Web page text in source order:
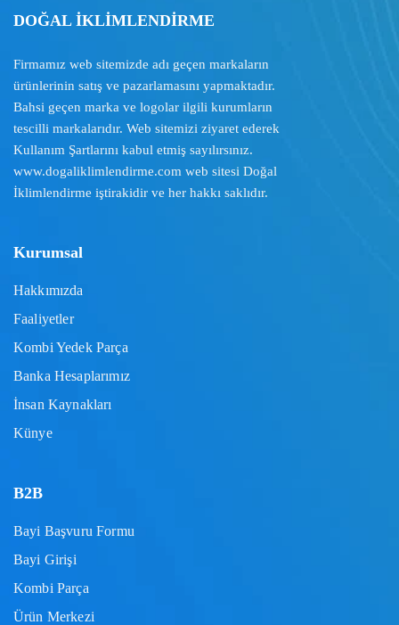
DOĞAL İKLİMLENDİRME
Firmamız web sitemizde adı geçen markaların
ürünlerinin satış ve pazarlamasını yapmaktadır.
Bahsi geçen marka ve logolar ilgili kurumların
tescilli markalarıdır. Web sitemizi ziyaret ederek
Kullanım Şartlarını kabul etmiş sayılırsınız.
www.dogaliklimlendirme.com web sitesi Doğal
İklimlendirme iştirakidir ve her hakkı saklıdır.
Kurumsal
Hakkımızda
Faaliyetler
Kombi Yedek Parça
Banka Hesaplarımız
İnsan Kaynakları
Künye
B2B
Bayi Başvuru Formu
Bayi Girişi
Kombi Parça
Ürün Merkezi